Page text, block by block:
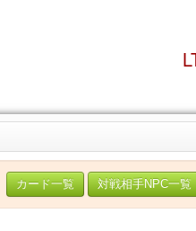
カード一覧 対戦相手NPC一覧